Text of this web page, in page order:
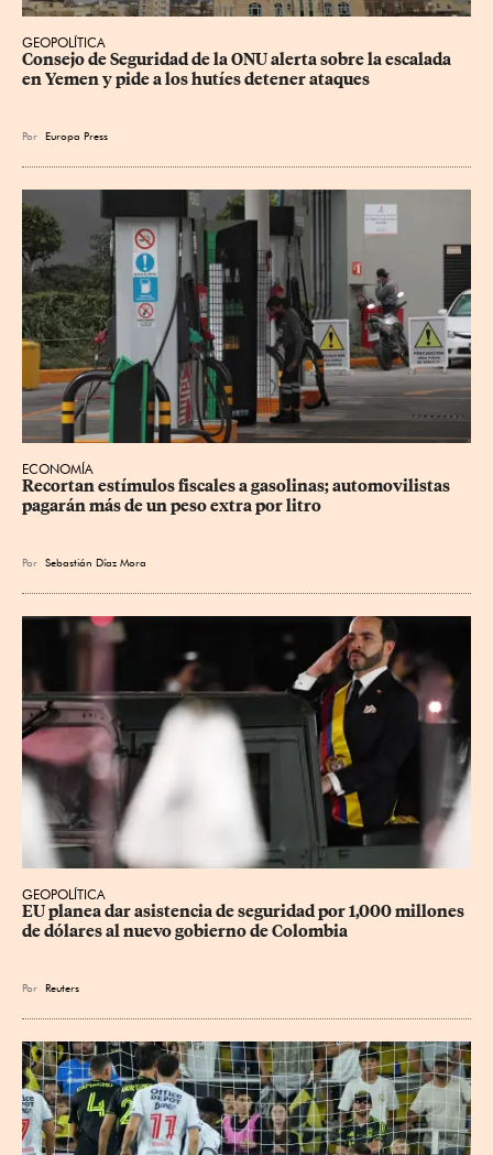
GEOPOLÍTICA
Consejo de Seguridad de la ONU alerta sobre la escalada
en Yemen y pide a los hutíes detener ataques
Por Europa Press
ECONOMÍA
Recortan estímulos fiscales a gasolinas; automovilistas
pagarán más de un peso extra por litro
Por Sebastián Díaz Mora
GEOPOLÍTICA
EU planea dar asistencia de seguridad por 1,000 millones
de dólares al nuevo gobierno de Colombia
Por Reuters